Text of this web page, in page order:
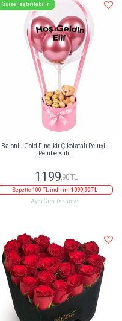
Kişiselleştirilebilir
Balonlu Gold Fındıklı Çikolatalı Peluşlu
Pembe Kutu
1199,90 TL
Sepette 100 TL indirim 1099,90 TL
Aynı Gün Teslimat